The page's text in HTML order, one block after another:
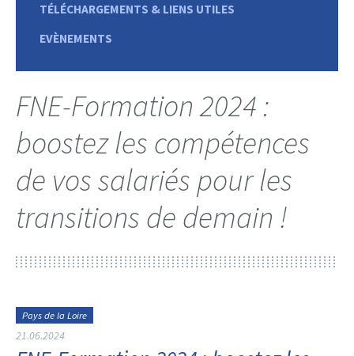
TÉLÉCHARGEMENTS & LIENS UTILES
EVÈNEMENTS
FNE-Formation 2024 :
boostez les compétences
de vos salariés pour les
transitions de demain !
Pays de la Loire
21.06.2024